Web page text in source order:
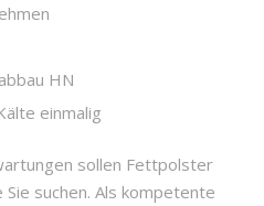
HN
einmalig
sollen Fettpolster
suchen. Als kompetente